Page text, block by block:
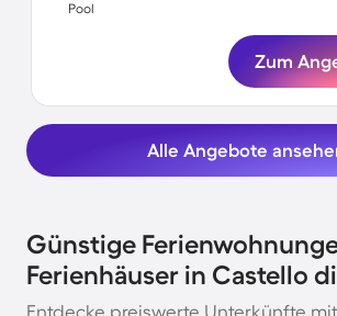
Pool
Zum
Alle Angebote
Günstige
Ferienhäuser in Castello
Entdecke preiswerte Unterkünfte